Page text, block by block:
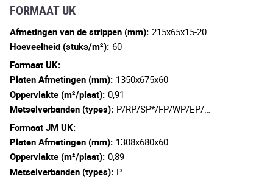
FORMAAT UK
Afmetingen van de strippen (mm): 215x65x15-20
Hoeveelheid (stuks/m²): 60
Formaat UK:
Platen Afmetingen (mm): 1350x675x60
Oppervlakte (m²/plaat): 0,91
Metselverbanden (types): P/RP/SP*/FP/WP/EP/…
Formaat JM UK:
Platen Afmetingen (mm): 1308x680x60
Oppervlakte (m²/plaat): 0,89
Metselverbanden (types): P